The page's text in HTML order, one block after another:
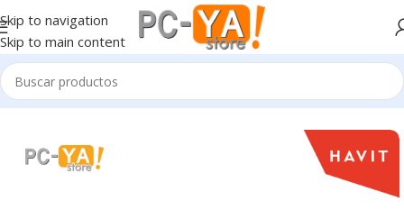
Skip to navigation
Skip to main content
Inicio Periféricos